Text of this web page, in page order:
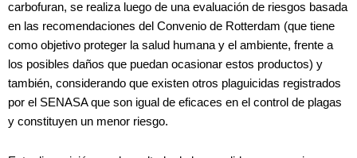
carbofuran, se realiza luego de una evaluación de riesgos basada
en las recomendaciones del Convenio de Rotterdam (que tiene
como objetivo proteger la salud humana y el ambiente, frente a
los posibles daños que puedan ocasionar estos productos) y
también, considerando que existen otros plaguicidas registrados
por el SENASA que son igual de eficaces en el control de plagas
y constituyen un menor riesgo.